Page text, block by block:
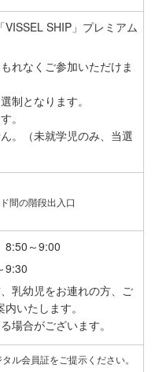
SHIP」プレミアム
れなくご参加いただけま
制となります。
。
。（未就学児のみ、当選
間の階段出入口
8:50～9:00
9:30
乳幼児をお連れの方、ご
いたします。
場合がございます。
ル会員証をご提示ください。